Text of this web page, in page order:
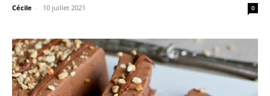
Cécile - 10 juillet 2021 0